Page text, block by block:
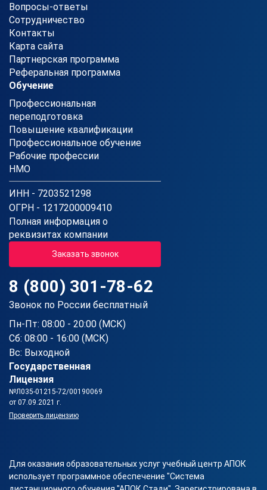
Вопросы-ответы
Сотрудничество
Контакты
Карта сайта
Партнерская программа
Реферальная программа
Обучение
Профессиональная
переподготовка
Повышение квалификации
Профессиональное обучение
Рабочие профессии
НМО
ИНН - 7203521298
ОГРН - 1217200009410
Полная информация о
реквизитах компании
Заказать звонок
8 (800) 301-78-62
Звонок по России бесплатный
Пн-Пт: 08:00 - 20:00 (МСК)
Сб: 08:00 - 16:00 (МСК)
Вс: Выходной
Государственная
Лицензия
№Л035-01215-72/00190069
от 07.09.2021 г.
Проверить лицензию
Для оказания образовательных услуг учебный центр АПОК
использует программное обеспечение "Система